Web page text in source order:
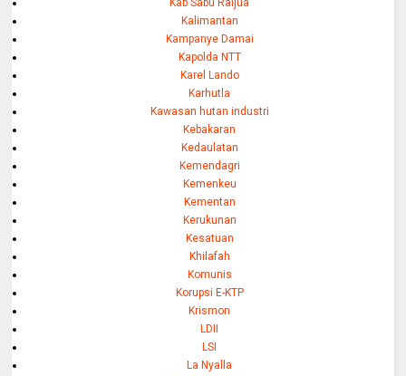
Kab Sabu Raijua
Kalimantan
Kampanye Damai
Kapolda NTT
Karel Lando
Karhutla
Kawasan hutan industri
Kebakaran
Kedaulatan
Kemendagri
Kemenkeu
Kementan
Kerukunan
Kesatuan
Khilafah
Komunis
Korupsi E-KTP
Krismon
LDII
LSI
La Nyalla